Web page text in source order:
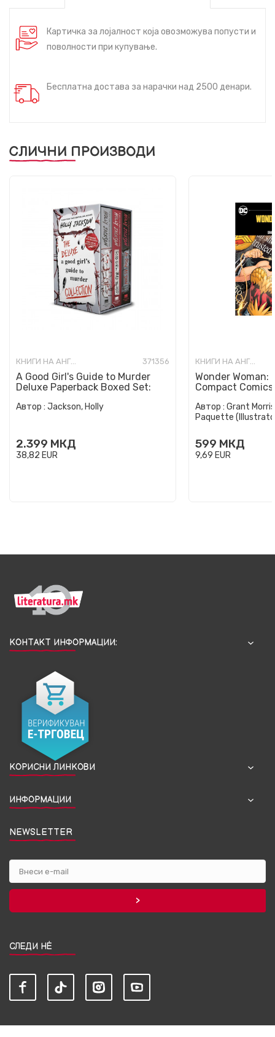
Картичка за лојалност која овозможува попусти и
поволности при купување.
Бесплатна достава за нарачки над 2500 денари.
СЛИЧНИ ПРОИЗВОДИ
КНИГИ НА АНГЛИСКИ ЈАЗИК 371356
A Good Girl's Guide to Murder
Deluxe Paperback Boxed Set:
Автор : Jackson, Holly
2.399 МКД
38,82 EUR
КНИГИ НА АНГЛИСКИ ЈАЗИК
Wonder Woman:
Compact
Автор : Grant
Paquette
599 МКД
9,69 EUR
КОНТАКТ ИНФОРМАЦИИ:
КОРИСНИ ЛИНКОВИ
ИНФОРМАЦИИ
NEWSLETTER
СЛЕДИ НЀ